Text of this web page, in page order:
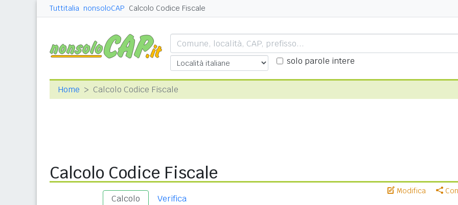
Tuttitalia nonsoloCAP Calcolo Codice Fiscale
solo parole intere
Home Calcolo Codice Fiscale
Calcolo Codice Fiscale
Modifica
Calcolo Verifica